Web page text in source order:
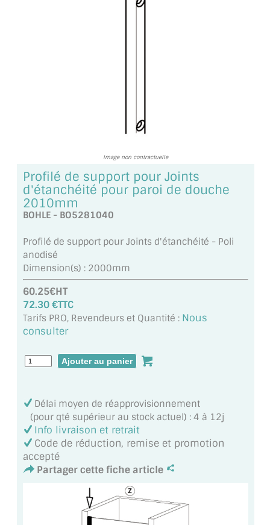
MIROIRS VIEILLIS AMBIANCE BRASSERIE
MIROIR VIEILLI
MIROIR DÉCORATIF DE COULEUR
LOTS DE MIROIRS EN MOZAÏQUE
MIROIR POUR PORTE
MIROIR DE SALLE DE BAIN
MIROIR PAROI DE DOUCHE
MIROIR ENCADRÉ
MIROIR TV
VERRE SUR MESURE
VERRE TREMPÉ (SÉCURIT)
Image non contractuelle
Profilé de support pour Joints
d'étanchéité pour paroi de douche
2010mm
BOHLE - BO5281040
Profilé de support pour Joints d'étanchéité - Poli
anodisé
Dimension(s) : 2000mm
60.25€HT
72.30 €TTC
Tarifs PRO, Revendeurs et Quantité : Nous
consulter
Délai moyen de réapprovisionnement
(pour qté supérieur au stock actuel) : 4 à 12j
Info livraison et retrait
Code de réduction, remise et promotion
accepté
Partager cette fiche article